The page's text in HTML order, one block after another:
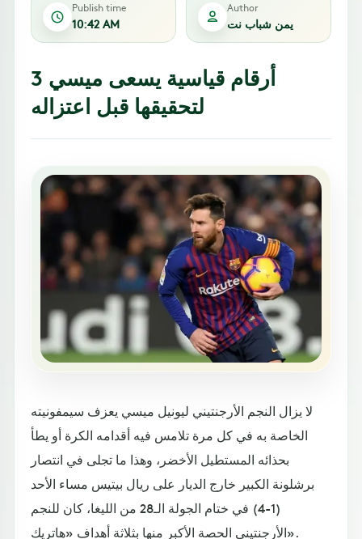
Publish time
10:42 AM
Author
يمن شباب نت
3 أرقام قياسية يسعى ميسي
لتحقيقها قبل اعتزاله
لا يزال النجم الأرجنتيني ليونيل ميسي يعزف سيمفونيته
الخاصة به في كل مرة تلامس فيه أقدامه الكرة أو يطأ
بحذائه المستطيل الأخضر، وهذا ما تجلى في انتصار
برشلونة الكبير خارج الديار على ريال بيتيس مساء الأحد
(1-4) في ختام الجولة الـ28 من الليغا، كان للنجم
الأرجنتيني الحصة الأكبر منها بثلاثة أهداف «هاتريك».